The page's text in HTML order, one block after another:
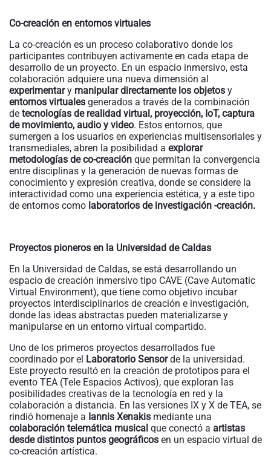
Co-creación en entornos virtuales
La co-creación es un proceso colaborativo donde los
participantes contribuyen activamente en cada etapa de
desarrollo de un proyecto. En un espacio inmersivo, esta
colaboración adquiere una nueva dimensión al
experimentary manipular directamente los objetos y
entornos virtuales generados a través de la combinación
de tecnologías de realidad virtual, proyección, IoT, captura
de movimiento, audio y video. Estos entornos, que
sumergen a los usuarios en experiencias multisensoriales y
transmediales, abren la posibilidad a explorar
metodologías de co-creación que permitan la convergencia
entre disciplinas y la generación de nuevas formas de
conocimiento y expresión creativa, donde se considere la
interactividad como una experiencia estética, y a este tipo
de entornos como laboratorios de investigación -creación.
Proyectos pioneros en la Universidad de Caldas
En la Universidad de Caldas, se está desarrollando un
espacio de creación inmersivo tipo CAVE (Cave Automatic
Virtual Environment), que tiene como objetivo incubar
proyectos interdisciplinarios de creación e investigación,
donde las ideas abstractas pueden materializarse y
manipularse en un entorno virtual compartido.
Uno de los primeros proyectos desarrollados fue
coordinado por el Laboratorio Sensorde la universidad.
Este proyecto resultó en la creación de prototipos para el
evento TEA (Tele Espacios Activos), que exploran las
posibilidades creativas de la tecnología en red y la
colaboración a distancia. En las versiones IX y X de TEA, se
rindió homenaje a Iannis Xenakis mediante una
colaboración telemática musical que conectó a artistas
desde distintos puntos geográficos en un espacio virtual de
co-creación artística.